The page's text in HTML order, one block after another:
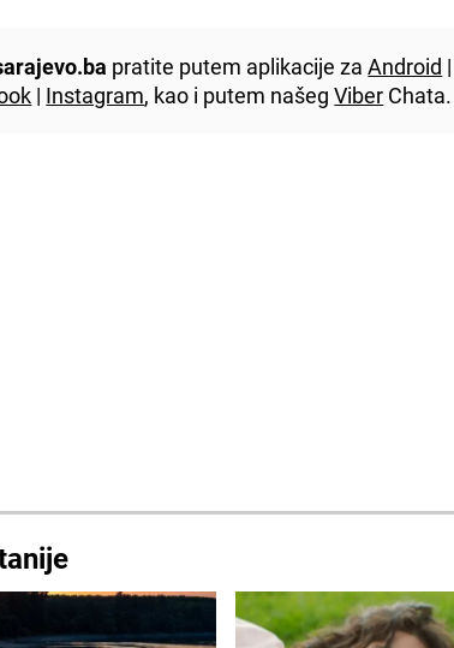
pratite putem aplikacije zaAndroid |
| Instagram, kao i putem našegViber Chata.